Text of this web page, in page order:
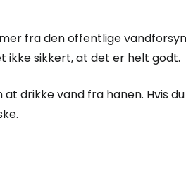
fra den offentlige
ikke sikkert, at det er helt godt.
drikke vand fra hanen. Hvis